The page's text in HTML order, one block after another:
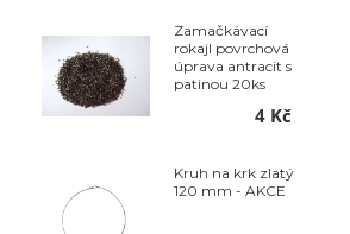
Zamačkávací
rokajl povrchová
úprava antracit s
patinou 20ks
4 Kč
Kruh na krk zlatý
120 mm - AKCE